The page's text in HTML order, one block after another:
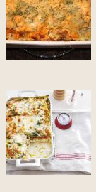
Met gehakt
Met
Makkelijk
Gemiddeld